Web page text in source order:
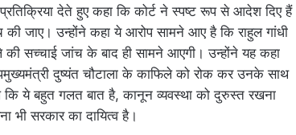
देते हुए कहा कि कोर्ट ने स्पष्ट रूप से आदेश दिए हैं
जाए। उन्होंने कहा ये आरोप सामने आए है कि राहुल गांधी
सच्चाई जांच के बाद ही सामने आएगी। उन्होंने यह कहा
दुष्यंत चौटाला के काफिले को रोक कर उनके साथ
ये बहुत गलत बात है, कानून व्यवस्था को दुरुस्त रखना
भी सरकार का दायित्व है।